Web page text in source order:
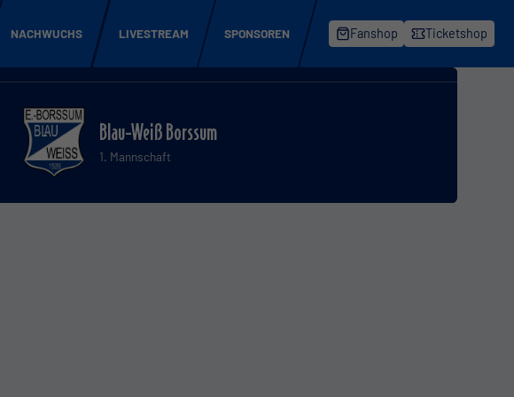
NACHWUCHS LIVESTREAM SPONSOREN Fanshop Ticketshop
Blau-Weiß Borssum
1. Mannschaft